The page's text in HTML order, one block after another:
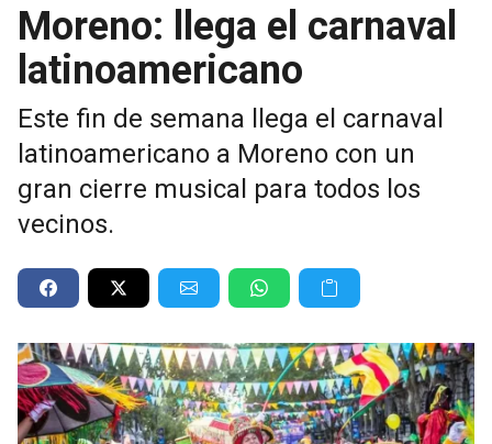
Moreno: llega el carnaval
latinoamericano
Este fin de semana llega el carnaval
latinoamericano a Moreno con un
gran cierre musical para todos los
vecinos.